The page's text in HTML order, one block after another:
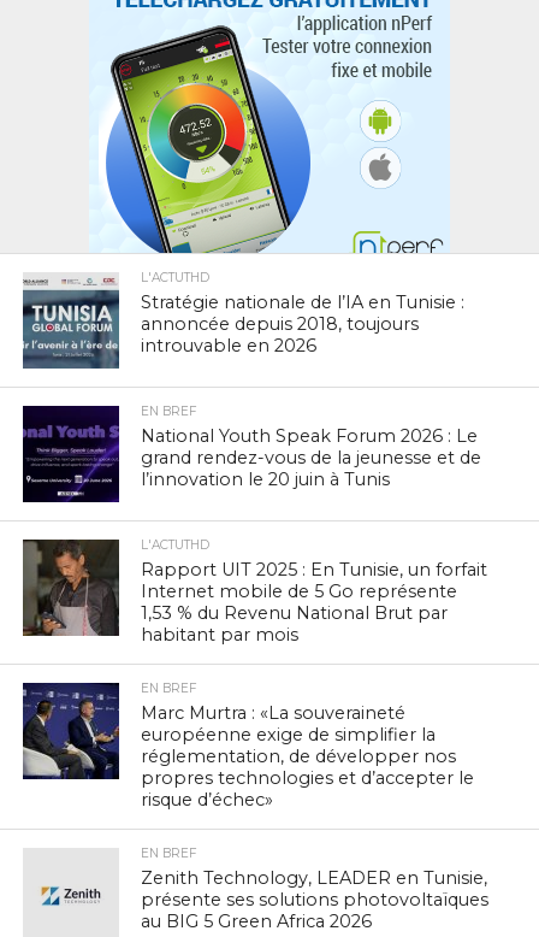
L'ACTUTHD
Stratégie nationale de l’IA en Tunisie :
annoncée depuis 2018, toujours
introuvable en 2026
EN BREF
National Youth Speak Forum 2026 : Le
grand rendez-vous de la jeunesse et de
l’innovation le 20 juin à Tunis
L'ACTUTHD
Rapport UIT 2025 : En Tunisie, un forfait
Internet mobile de 5 Go représente
1,53 % du Revenu National Brut par
habitant par mois
EN BREF
Marc Murtra : «La souveraineté
européenne exige de simplifier la
réglementation, de développer nos
propres technologies et d’accepter le
risque d’échec»
EN BREF
Zenith Technology, LEADER en Tunisie,
présente ses solutions photovoltaïques
au BIG 5 Green Africa 2026